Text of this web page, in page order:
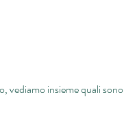
vediamo insieme quali